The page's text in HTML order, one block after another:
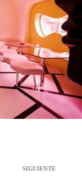
SIGUIENTE